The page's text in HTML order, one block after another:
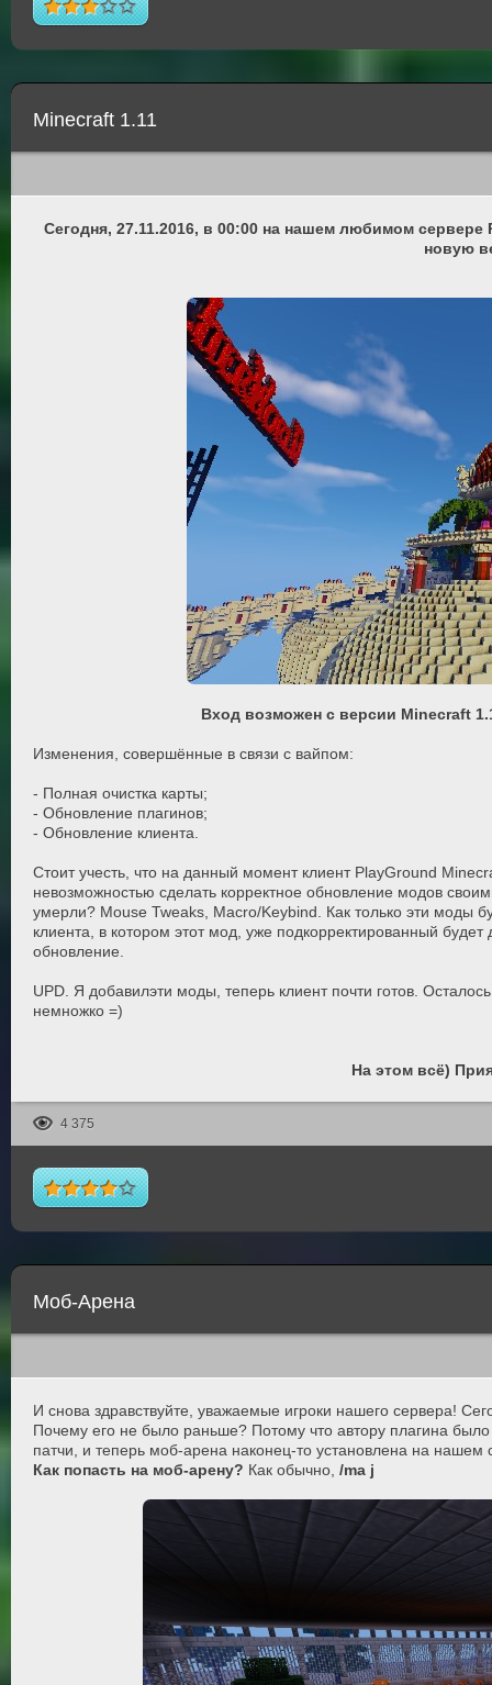
Minecraft 1.11
Сегодня, 27.11.2016, в 00:00 на нашем любимом
новую
Вход возможен с версии Minecraft
Изменения, совершённые в связи с вайпом:
- Полная очистка карты;
- Обновление плагинов;
- Обновление клиента.
Стоит учесть, что на данный момент клиент PlayGround
невозможностью сделать корректное обновление модов
умерли? Mouse Tweaks, Macro/Keybind. Как только эти
клиента, в котором этот мод, уже подкорректированный
обновление.
UPD. Я добавилэти моды, теперь клиент почти готов.
немножко =)
На этом всё)
4 375
Моб-Арена
И снова здравствуйте, уважаемые игроки нашего сервера!
Почему его не было раньше? Потому что автору плагина
патчи, и теперь моб-арена наконец-то установлена на нашем
Как попасть на моб-арену? Как обычно, /ma j